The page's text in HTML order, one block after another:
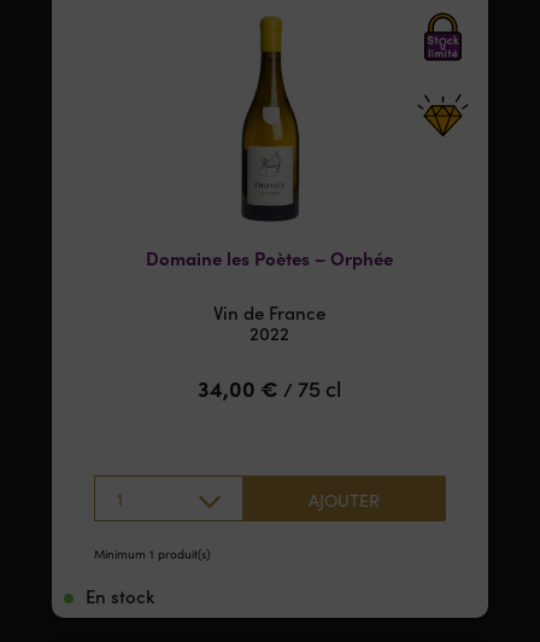
Domaine les Poètes – Orphée
Vin de France
2022
34,00 € / 75 cl
1 AJOUTER
Minimum 1 produit(s)
En stock